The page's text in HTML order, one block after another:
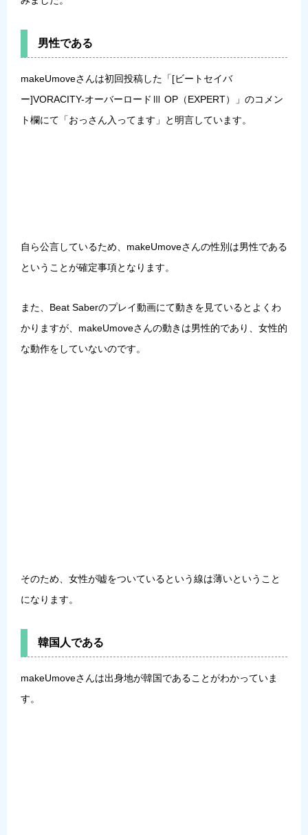
男性である
makeUmoveさんは初回投稿した「[ビートセイバ
ー]VORACITY-オーバーロードⅢ OP（EXPERT）」のコメン
ト欄にて「おっさん入ってます 」と明言しています。
自ら公言しているため、 makeUmoveさんの性別は男性である
ということが確定事項となります。
また、Beat Saberのプレイ動画にて動きを見ているとよくわ
かりますが、 makeUmoveさんの動きは男性的であり、女性的
な動作をしていないのです。
そのため、女性が嘘をついているという線は薄いということ
になります。
韓国人である
makeUmoveさんは出身地が韓国であることがわかっていま
す。